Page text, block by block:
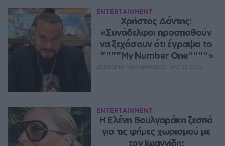
ENTERTAINMENT
Χρήστος Δάντης:
«Συνάδελφοι προσπαθούν
να ξεχάσουν ότι έγραψα το
""""My Number One""""»
ENTERTAINMENT
Η Ελένη Βουλγαράκη ξεσπά
για τις φήμες χωρισμού με
τον Ιωαννίδη: